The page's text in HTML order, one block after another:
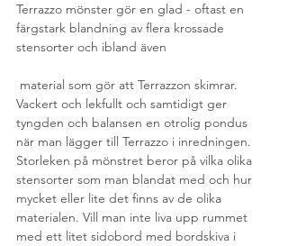
Terrazzo mönster gör en glad - oftast en
färgstark blandning av flera krossade
stensorter och ibland även
Vackert och lekfullt och samtidigt ger
tyngden och balansen en otrolig pondus
när man lägger till Terrazzo i inredningen.
Storleken på mönstret beror på vilka olika
stensorter som man blandat med och hur
mycket eller lite det finns av de olika
materialen. Vill man inte liva upp rummet
med ett litet sidobord med bordskiva i